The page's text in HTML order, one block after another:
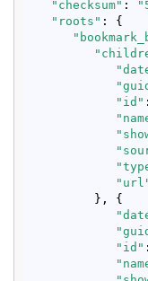
"checksum" :
"roots" : {
"id"
         }, {
"id"